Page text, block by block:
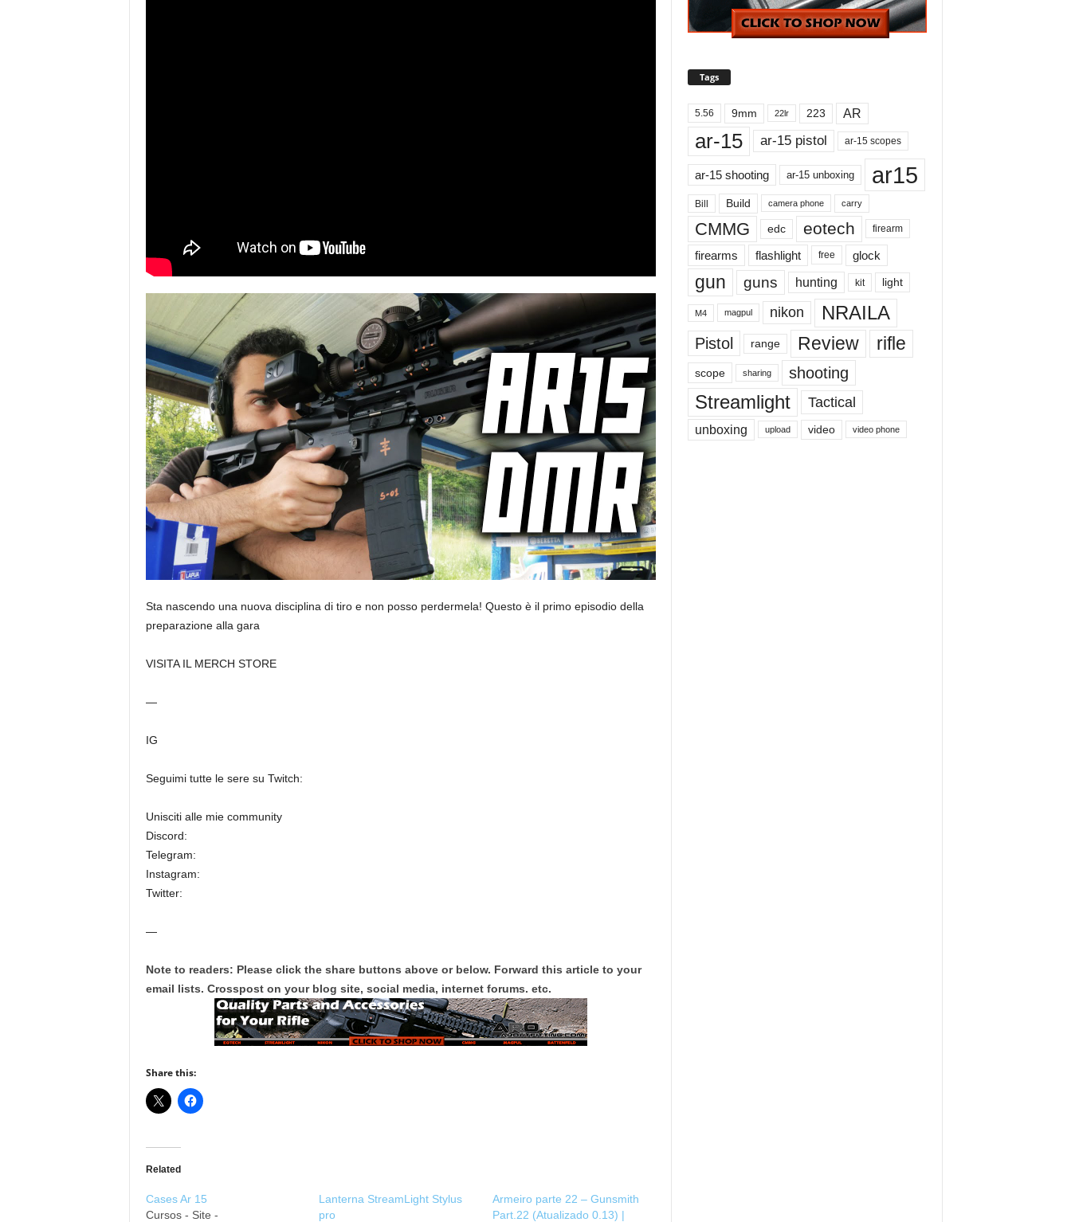
Sta nascendo una nuova disciplina di tiro e non posso perdermela! Questo è il primo episodio della
preparazione alla gara
VISITA IL MERCH STORE
—
IG
Seguimi tutte le sere su Twitch:
Unisciti alle mie community
Discord:
Telegram:
Instagram:
Twitter:
—
Note to readers: Please click the share buttons above or below. Forward this article to your
email lists. Crosspost on your blog site, social media, internet forums. etc.
Share this:
Related
Cases Ar 15
Cursos - Site -
Lanterna StreamLight Stylus
pro
Armeiro parte 22 – Gunsmith
Part.22 (Atualizado 0.13) |
Tags
5.56 9mm 22lr 223 AR
ar-15 ar-15 pistol ar-15 scopes
ar-15 shooting ar-15 unboxing ar15
Bill Build camera phone carry
CMMG edc eotech firearm
firearms flashlight free glock
gun guns hunting kit light
M4 magpul nikon NRAILA
Pistol range Review rifle
scope sharing shooting
Streamlight Tactical
unboxing upload video video phone